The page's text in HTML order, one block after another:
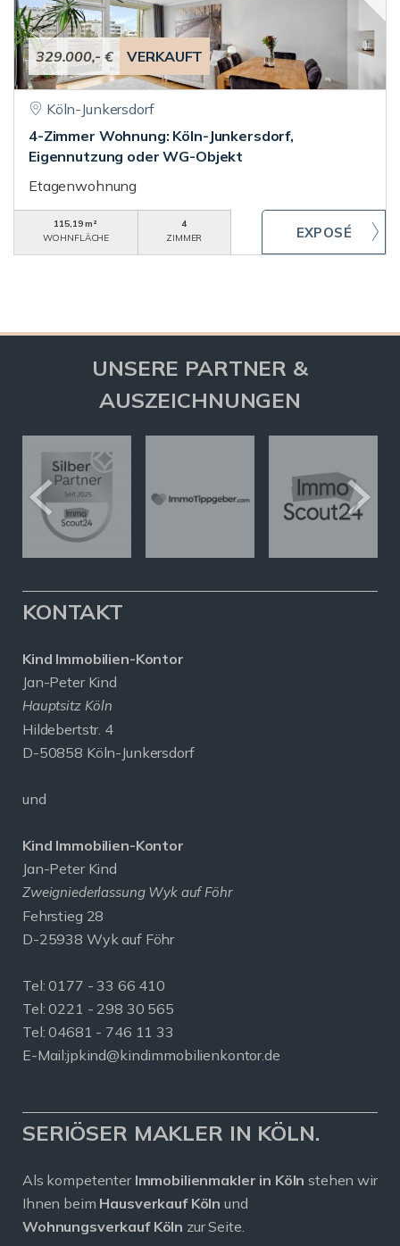
329.000,- € VERKAUFT
Köln-Junkersdorf
4-Zimmer Wohnung: Köln-Junkersdorf,
Eigennutzung oder WG-Objekt
Etagenwohnung
115,19 m²
WOHNFLÄCHE
4
ZIMMER
UNSERE PARTNER &
AUSZEICHNUNGEN
KONTAKT
Kind Immobilien-Kontor
Jan-Peter Kind
Hauptsitz Köln
Hildebertstr. 4
D-50858 Köln-Junkersdorf
und
Kind Immobilien-Kontor
Jan-Peter Kind
Zweigniederlassung Wyk auf Föhr
Fehrstieg 28
D-25938 Wyk auf Föhr
Tel:0177 - 33 66 410
Tel: 0221 - 298 30 565
Tel: 04681 - 746 11 33
E-Mail:jpkind@kindimmobilienkontor.de
SERIÖSER MAKLER IN KÖLN.
Als kompetenter Immobilienmakler in Köln stehen wir
Ihnen beim Hausverkauf Köln und
Wohnungsverkauf Köln zur Seite.